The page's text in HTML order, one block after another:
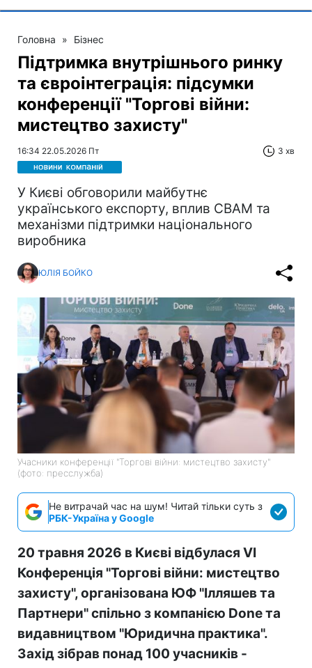
Головна » Бізнес
Підтримка внутрішнього ринку
та євроінтеграція: підсумки
конференції "Торгові війни:
мистецтво захисту"
16:34 22.05.2026 Пт 3 хв
У Києві обговорили майбутнє
українського експорту, вплив CBAM та
механізми підтримки національного
виробника
ЮЛІЯ БОЙКО
Учасники конференції "Торгові війни: мистецтво захисту"
(фото: пресслужба)
Не витрачай час на шум! Читай тільки суть з
РБК-Україна у Google
20 травня 2026 в Києві відбулася VI
Конференція "Торгові війни: мистецтво
захисту", організована ЮФ "Ілляшев та
Партнери" спільно з компанією Done та
видавництвом "Юридична практика".
Захід зібрав понад 100 учасників -